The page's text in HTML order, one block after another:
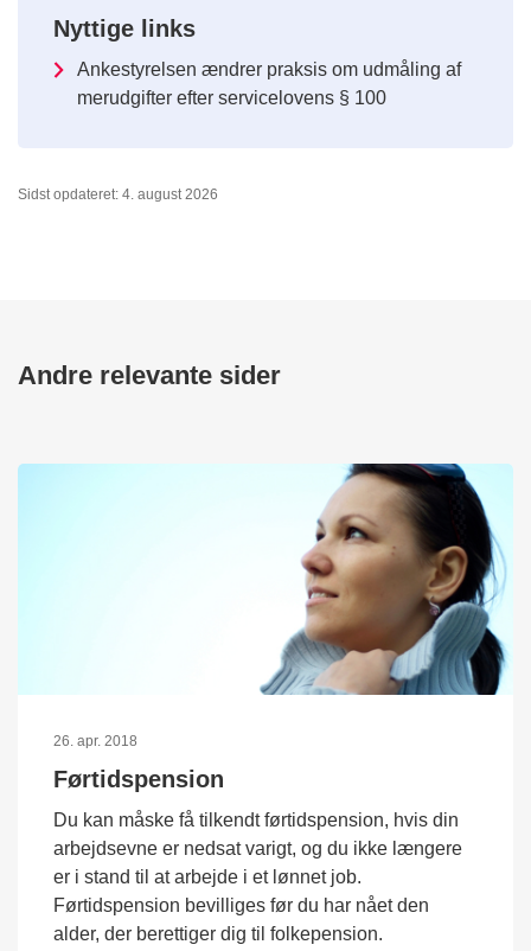
Nyttige links
Ankestyrelsen ændrer praksis om udmåling af
merudgifter efter servicelovens § 100
Sidst opdateret: 4. august 2026
Andre relevante sider
26. apr. 2018
Førtidspension
Du kan måske få tilkendt førtidspension, hvis din
arbejdsevne er nedsat varigt, og du ikke længere
er i stand til at arbejde i et lønnet job.
Førtidspension bevilliges før du har nået den
alder, der berettiger dig til folkepension.